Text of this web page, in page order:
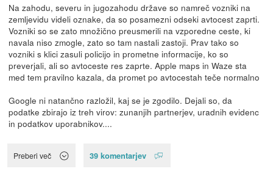
Na zahodu, severu in jugozahodu države so namreč vozniki na
zemljevidu videli oznake, da so posamezni odseki avtocest zaprti.
Vozniki so se zato množično preusmerili na vzporedne ceste, ki
navala niso zmogle, zato so tam nastali zastoji. Prav tako so
vozniki s klici zasuli policijo in prometne informacije, ko so
preverjali, ali so avtoceste res zaprte. Apple maps in Waze sta
med tem pravilno kazala, da promet po avtocestah teče normalno
Google ni natančno razložil, kaj se je zgodilo. Dejali so, da
podatke zbirajo iz treh virov: zunanjih partnerjev, uradnih evidenc
in podatkov uporabnikov....
Preberi več 39 komentarjev